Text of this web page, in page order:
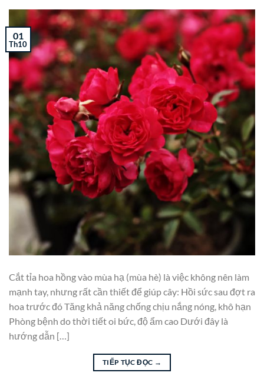
01
Th10
Cắt tỉa hoa hồng vào mùa hạ (mùa hè) là việc không nên làm
mạnh tay, nhưng rất cần thiết để giúp cây: Hồi sức sau đợt ra
hoa trước đó Tăng khả năng chống chịu nắng nóng, khô hạn
Phòng bệnh do thời tiết oi bức, độ ẩm cao Dưới đây là
hướng dẫn […]
TIẾP TỤC ĐỌC →